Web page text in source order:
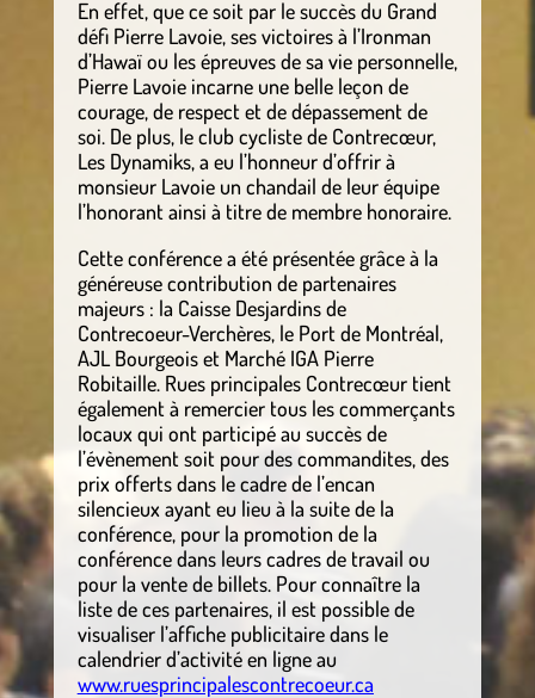
En effet, que ce soit par le succès du Grand
défi Pierre Lavoie, ses victoires à l’Ironman
d’Hawaï ou les épreuves de sa vie personnelle,
Pierre Lavoie incarne une belle leçon de
courage, de respect et de dépassement de
soi. De plus, le club cycliste de Contrecœur,
Les Dynamiks, a eu l’honneur d’offrir à
monsieur Lavoie un chandail de leur équipe
l’honorant ainsi à titre de membre honoraire.
Cette conférence a été présentée grâce à la
généreuse contribution de partenaires
majeurs : la Caisse Desjardins de
Contrecoeur-Verchères, le Port de Montréal,
AJL Bourgeois et Marché IGA Pierre
Robitaille. Rues principales Contrecœur tient
également à remercier tous les commerçants
locaux qui ont participé au succès de
l’évènement soit pour des commandites, des
prix offerts dans le cadre de l’encan
silencieux ayant eu lieu à la suite de la
conférence, pour la promotion de la
conférence dans leurs cadres de travail ou
pour la vente de billets. Pour connaître la
liste de ces partenaires, il est possible de
visualiser l’affiche publicitaire dans le
calendrier d’activité en ligne au
www.ruesprincipalescontrecoeur.ca